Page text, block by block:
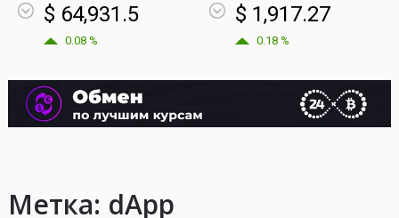
$ 64,931.5
0.08 %
$ 1,917.27
0.18 %
Метка: dApp